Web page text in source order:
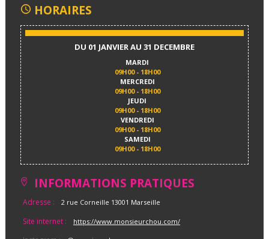
HORAIRES
DU 01 JANVIER AU 31 DECEMBRE
MARDI
09H00 - 18H00
MERCREDI
09H00 - 18H00
JEUDI
09H00 - 18H00
VENDREDI
09H00 - 18H00
SAMEDI
09H00 - 18H00
INFORMATIONS PRATIQUES
Adresse : 2 rue Corneille 13001 Marseille
Site internet : https://www.monsieurchou.com/